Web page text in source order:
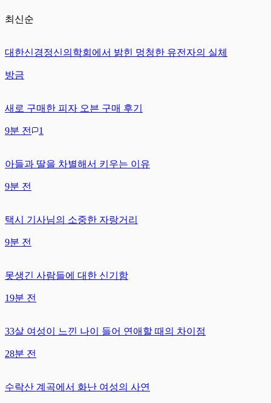
최신순
대한신경정신의학회에서 밝힌 멍청한 유전자의 실체
방금
새로 구매한 피자 오븐 구매 후기
9분 전 1
아들과 딸을 차별해서 키우는 이유
9분 전
택시 기사님의 소중한 자랑거리
9분 전
못생긴 사람들에 대한 신기함
19분 전
33살 여성이 느낀 나이 들어 연애할 때의 차이점
28분 전
수락산 계곡에서 화난 여성의 사연